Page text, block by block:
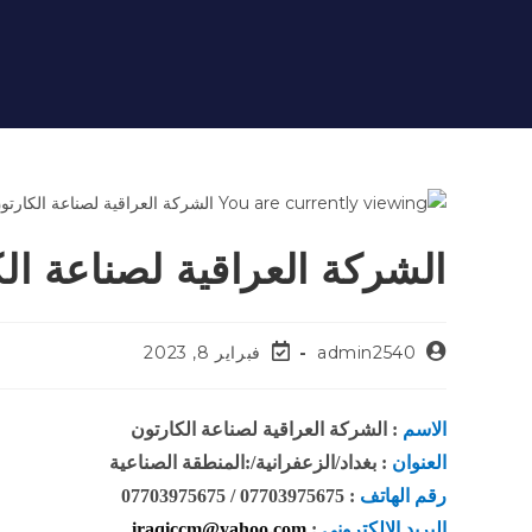
الشركة العراقية لصناعة
admin2540 فبراير 8, 2023
الاسم : الشركة العراقية لصناعة الكارتون
العنوان : بغداد/الزعفرانية/:المنطقة الصناعية
رقم الهاتف : 07703975675 / 07703975675